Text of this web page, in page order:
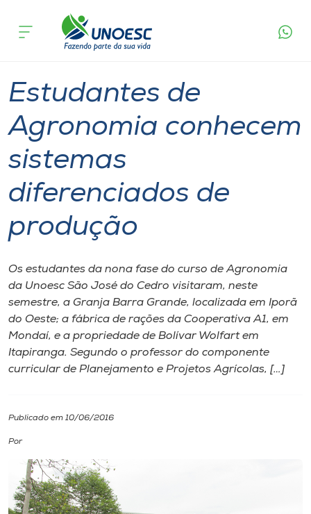
Cursos
Pesquisa
Atendimento ao Estudante
Portal de Ensino
A
Internacionalização
I.nova
Cultura
CPA
Biblioteca
acontece
Estudantes de
Agronomia conhecem
sistemas
diferenciados de
produção
Os estudantes da nona fase do curso de Agronomia
da Unoesc São José do Cedro visitaram, neste
semestre, a Granja Barra Grande, localizada em Iporã
do Oeste; a fábrica de rações da Cooperativa A1, em
Mondaí, e a propriedade de Bolívar Wolfart em
Itapiranga. Segundo o professor do componente
curricular de Planejamento e Projetos Agrícolas, […]
Publicado em 10/06/2016
Por